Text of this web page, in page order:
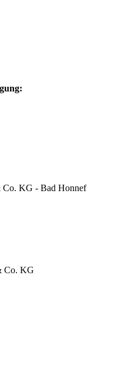
KG - Bad Honnef
Co. KG